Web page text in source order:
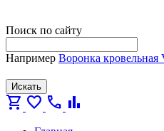
Поиск по сайту
Например Воронка кровельная
Искать
shopping_cart favorite call bar_chart